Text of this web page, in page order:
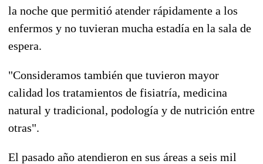
la noche que permitió atender rápidamente a los
enfermos y no tuvieran mucha estadía en la sala de
espera.
"Consideramos también que tuvieron mayor
calidad los tratamientos de fisiatría, medicina
natural y tradicional, podología y de nutrición entre
otras".
El pasado año atendieron en sus áreas a seis mil